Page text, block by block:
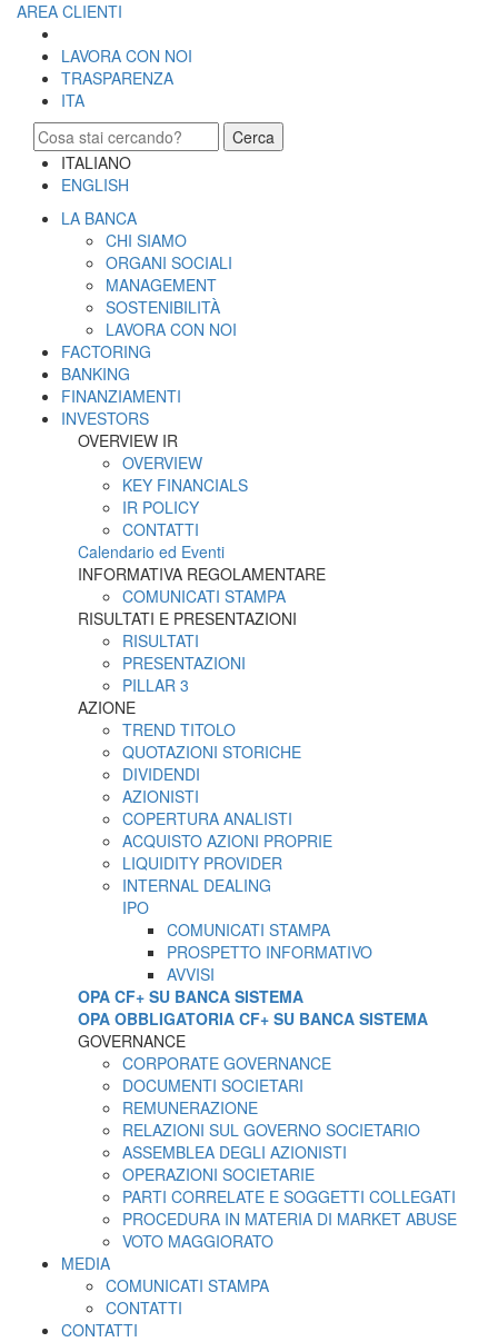
AREA CLIENTI
LAVORA CON NOI
TRASPARENZA
ITA
Cerca
ITALIANO
ENGLISH
LA BANCA
CHI SIAMO
ORGANI SOCIALI
MANAGEMENT
SOSTENIBILITÀ
LAVORA CON NOI
FACTORING
BANKING
FINANZIAMENTI
INVESTORS
OVERVIEW IR
OVERVIEW
KEY FINANCIALS
IR POLICY
CONTATTI
Calendario ed Eventi
INFORMATIVA REGOLAMENTARE
COMUNICATI STAMPA
RISULTATI E PRESENTAZIONI
RISULTATI
PRESENTAZIONI
PILLAR 3
AZIONE
TREND TITOLO
QUOTAZIONI STORICHE
DIVIDENDI
AZIONISTI
COPERTURA ANALISTI
ACQUISTO AZIONI PROPRIE
LIQUIDITY PROVIDER
INTERNAL DEALING
IPO
COMUNICATI STAMPA
PROSPETTO INFORMATIVO
AVVISI
OPA CF+ SU BANCA SISTEMA
OPA OBBLIGATORIA CF+ SU BANCA SISTEMA
GOVERNANCE
CORPORATE GOVERNANCE
DOCUMENTI SOCIETARI
REMUNERAZIONE
RELAZIONI SUL GOVERNO SOCIETARIO
ASSEMBLEA DEGLI AZIONISTI
OPERAZIONI SOCIETARIE
PARTI CORRELATE E SOGGETTI COLLEGATI
PROCEDURA IN MATERIA DI MARKET ABUSE
VOTO MAGGIORATO
MEDIA
COMUNICATI STAMPA
CONTATTI
CONTATTI